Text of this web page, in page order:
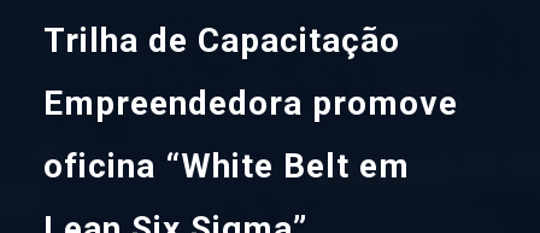
Trilha de Capacitação
Empreendedora promove
oficina “White Belt em